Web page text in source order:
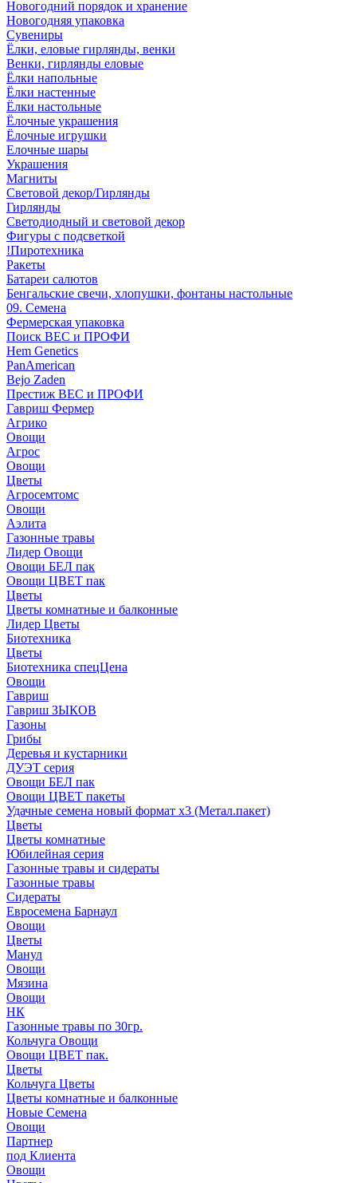
Новогодний порядок и хранение
Новогодняя упаковка
Сувениры
Ёлки, еловые гирлянды, венки
Венки, гирлянды еловые
Ёлки напольные
Ёлки настенные
Ёлки настольные
Ёлочные украшения
Ёлочные игрушки
Елочные шары
Украшения
Магниты
Световой декор/Гирлянды
Гирлянды
Светодиодный и световой декор
Фигуры с подсветкой
!Пиротехника
Ракеты
Батареи салютов
Бенгальские свечи, хлопушки, фонтаны настольные
09. Семена
Фермерская упаковка
Поиск ВЕС и ПРОФИ
Hem Genetics
PanAmerican
Bejo Zaden
Престиж ВЕС и ПРОФИ
Гавриш Фермер
Агрико
Овощи
Агрос
Овощи
Цветы
Агросемтомс
Овощи
Аэлита
Газонные травы
Лидер Овощи
Овощи БЕЛ пак
Овощи ЦВЕТ пак
Цветы
Цветы комнатные и балконные
Лидер Цветы
Биотехника
Цветы
Биотехника спецЦена
Овощи
Гавриш
Гавриш ЗЫКОВ
Газоны
Грибы
Деревья и кустарники
ДУЭТ серия
Овощи БЕЛ пак
Овощи ЦВЕТ пакеты
Удачные семена новый формат х3 (Метал.пакет)
Цветы
Цветы комнатные
Юбилейная серия
Газонные травы и сидераты
Газонные травы
Сидераты
Евросемена Барнаул
Овощи
Цветы
Манул
Овощи
Мязина
Овощи
НК
Газонные травы по 30гр.
Кольчуга Овощи
Овощи ЦВЕТ пак.
Цветы
Кольчуга Цветы
Цветы комнатные и балконные
Новые Семена
Овощи
Партнер
под Клиента
Овощи